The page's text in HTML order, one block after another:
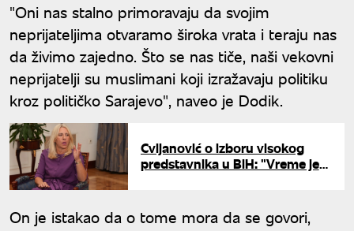
"Oni nas stalno primoravaju da svojim
neprijateljima otvaramo široka vrata i teraju nas
da živimo zajedno. Što se nas tiče, naši vekovni
neprijatelji su muslimani koji izražavaju politiku
kroz političko Sarajevo", naveo je Dodik.
Cvijanović o izboru visokog
predstavnika u BiH: "Vreme je
On je istakao da o tome mora da se govori,